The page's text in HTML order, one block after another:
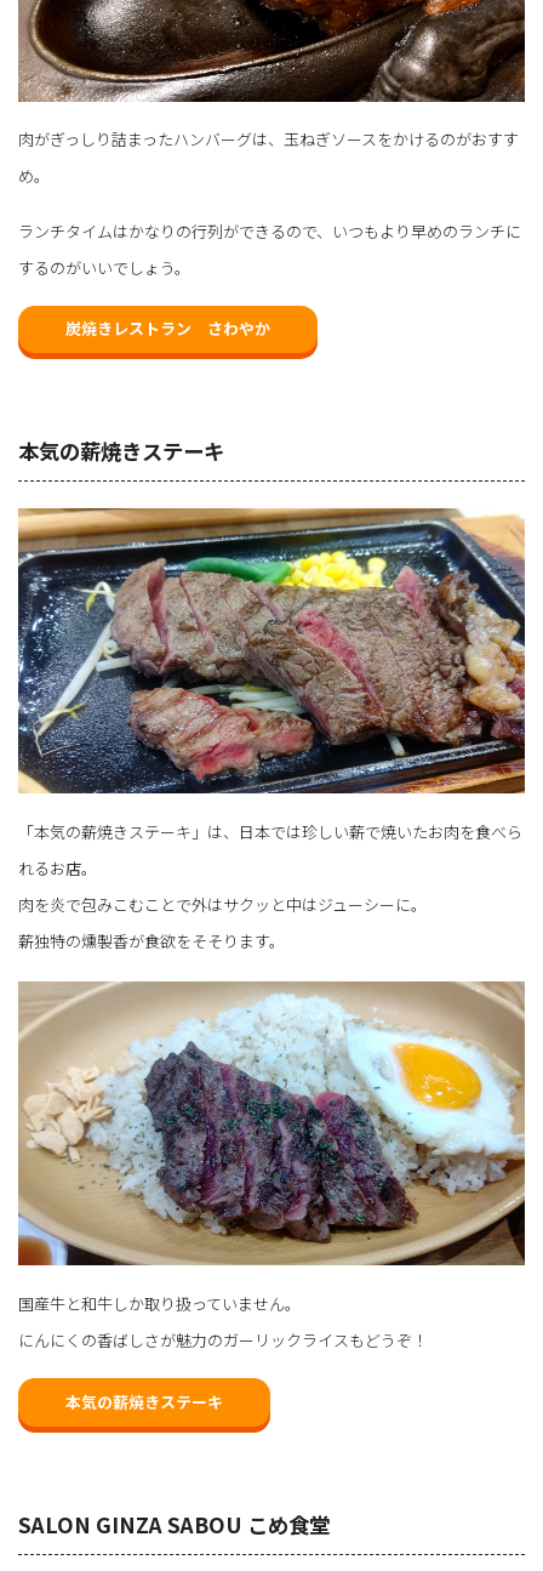
肉がぎっしり詰まったハンバーグは、玉ねぎソースをかけるのがおすす
め。
ランチタイムはかなりの行列ができるので、いつもより早めのランチに
するのがいいでしょう。
炭焼きレストラン さわやか
本気の薪焼きステーキ
「本気の薪焼きステーキ」は、日本では珍しい薪で焼いたお肉を食べら
れるお店。
肉を炎で包みこむことで外はサクッと中はジューシーに。
薪独特の燻製香が食欲をそそります。
国産牛と和牛しか取り扱っていません。
にんにくの香ばしさが魅力のガーリックライスもどうぞ！
本気の薪焼きステーキ
SALON GINZA SABOU こめ食堂